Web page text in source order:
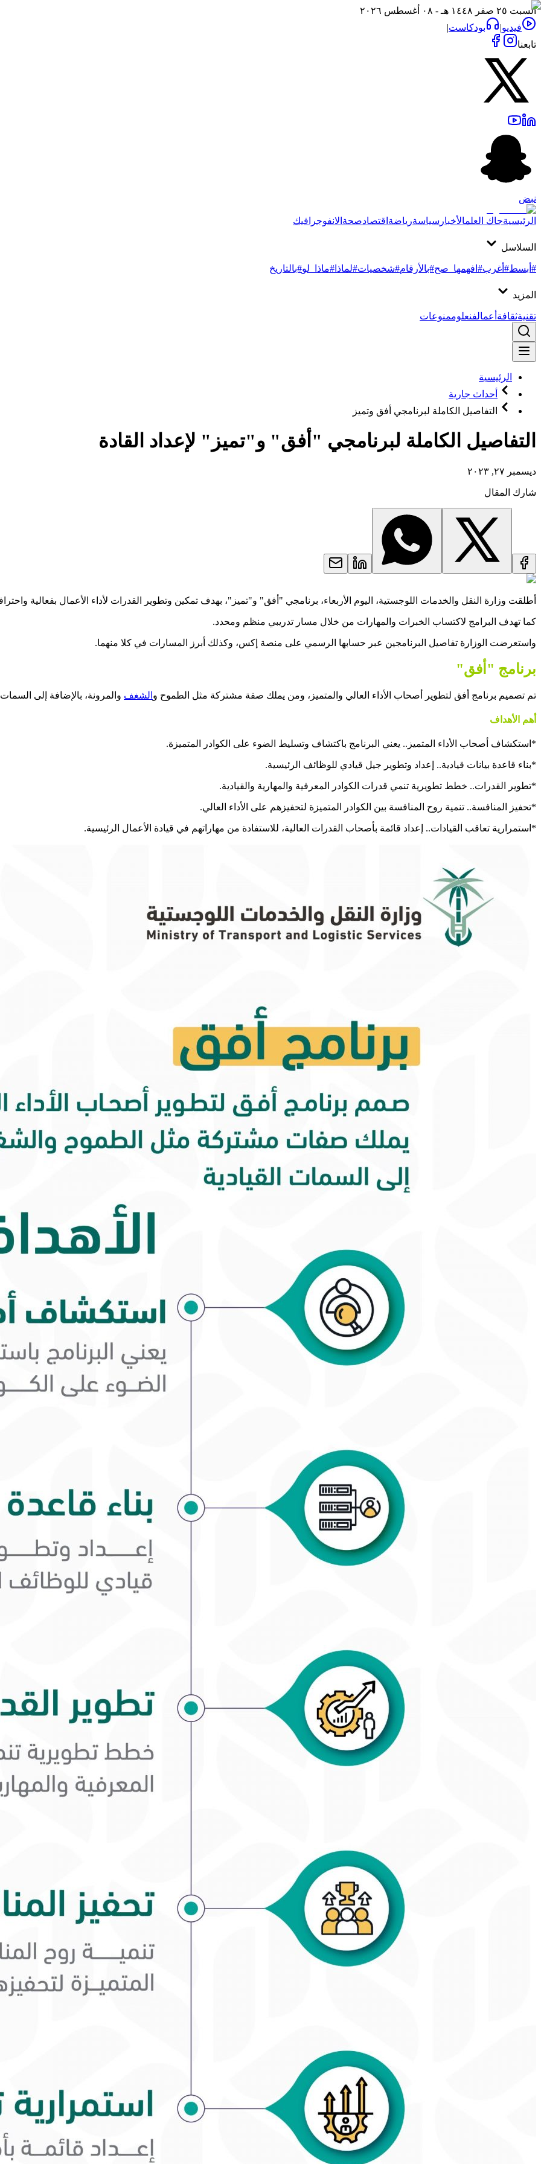
السبت ٢٥ صفر ١٤٤٨ هـ - ٠٨ أغسطس ٢٠٢٦
فيديو| بودكاست|
تابعنا
نبض
الرئيسيةجاك العلمالأخبار سياسةرياضة اقتصادصحة الانفوجرافيك
السلاسل
#أبسط#أغرب#افهمها_صح#بالأرقام#شخصيات#لماذا #ماذا_لو#بالتاريخ
المزيد
تقنيةثقافة أعمالفنعلوممنوعات
الرئيسية
أحداث جارية
التفاصيل الكاملة لبرنامجي أفق وتميز
التفاصيل الكاملة لبرنامجي "أفق" و"تميز" لإعداد القادة
ديسمبر ٢٧, ٢٠٢٣
شارك المقال
أطلقت وزارة النقل والخدمات اللوجستية، اليوم الأربعاء، برنامجي "أفق" و"تميز"، بهدف تمكين وتطوير القدرات لأداء الأعمال بفعالية
كما تهدف البرامج لاكتساب الخبرات والمهارات من خلال مسار تدريبي منظم ومحدد.
واستعرضت الوزارة تفاصيل البرنامجين عبر حسابها الرسمي على منصة إكس، وكذلك أبرز المسارات في كلا منهما.
برنامج "أفق"
تم تصميم برنامج أفق لتطوير أصحاب الأداء العالي والمتميز، ومن يملك صفة مشتركة مثل الطموح و الشغف والمرونة، بالإضافة إلى السمات
أهم الأهداف
*استكشاف أصحاب الأداء المتميز.. يعني البرنامج باكتشاف وتسليط الضوء على الكوادر المتميزة.
*بناء قاعدة بيانات قيادية.. إعداد وتطوير جيل قيادي للوظائف الرئيسية.
*تطوير القدرات.. خطط تطويرية تنمي قدرات الكوادر المعرفية والمهارية والقيادية.
*تحفيز المنافسة.. تنمية روح المنافسة بين الكوادر المتميزة لتحفيزهم على الأداء العالي.
*استمرارية تعاقب القيادات.. إعداد قائمة بأصحاب القدرات العالية، للاستفادة من مهاراتهم في قيادة الأعمال الرئيسية.